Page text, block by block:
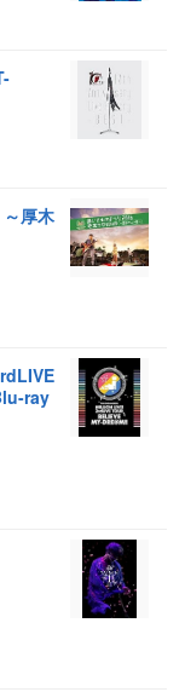
厚木
ray